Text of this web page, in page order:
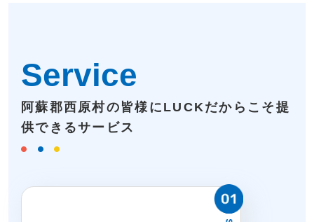
Service
阿蘇郡西原村の皆様にLUCKだからこそ提
供できるサービス